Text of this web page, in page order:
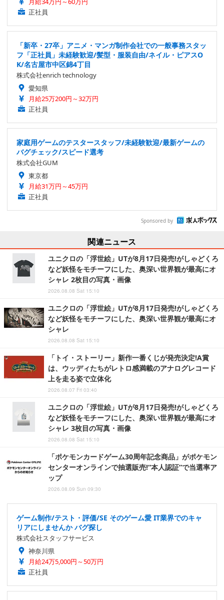
正社員
「新卒・27卒」アニメ・マンガ制作会社での一般事務スタッ
フ「正社員」未経験歓迎/髪型・服装自由/ネイル・ピアスO
K/名古屋市中区錦4丁目
株式会社enrich technology
愛知県
月給25万200円～32万円
正社員
家庭用ゲームのテスタースタッフ/未経験歓迎/最新ゲームの
バグチェック/スピード選考
株式会社GUM
東京都
月給31万円～45万円
正社員
Sponsored by
関連ニュース
ユニクロの「浮世絵」UTが8月17日発売!がしゃどくろ
など妖怪をモチーフにした、奥深い世界観が最高にオ
シャレ 2枚目の写真・画像
2026.08.08 Sat 15:10
ユニクロの「浮世絵」UTが8月17日発売!がしゃどくろ
など妖怪をモチーフにした、奥深い世界観が最高にオ
シャレ
2026.08.08 Sat 15:10
「トイ・ストーリー」新作一番くじが発売決定!A賞
は、ウッディたちがレトロ感満載のアナログレコード
上を走る姿で立体化
2026.08.07 Fri 03:40
ユニクロの「浮世絵」UTが8月17日発売!がしゃどくろ
など妖怪をモチーフにした、奥深い世界観が最高にオ
シャレ 3枚目の写真・画像
2026.08.08 Sat 15:10
「ポケモンカードゲーム30周年記念商品」がポケモン
センターオンラインで抽選販売!“本人認証”で当選率ア
ップ
2026.08.09 Sun 09:30
ゲーム制作/テスト・評価/SE そのゲーム愛 IT業界でのキャ
リアにしませんか バグ探し
株式会社スタッフサービス
神奈川県
月給24万5,000円～50万円
正社員